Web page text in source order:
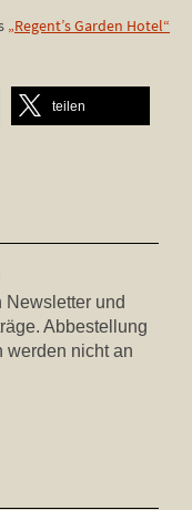
„Regent’s Garden Hotel“
teilen
Newsletter und
Abbestellung
werden nicht an